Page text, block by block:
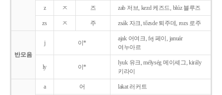
z ㅈ 즈 zab 저브, kezd 케즈드, blúz 블루즈
zs ㅈ 주 zsák 자크, tőzsde 퇴주데, rozs 로주
반모음
j 이*
ajak 어여크, fej 페이, január
여누아르
ly 이*
lyuk 유크, mélység 메이셰그, király
키라이
a 어 lakat 러커트